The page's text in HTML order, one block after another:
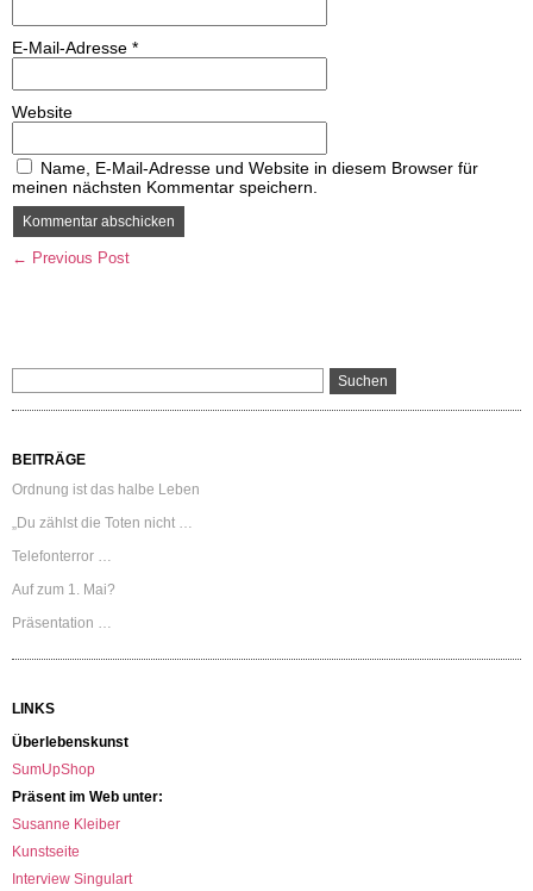
E-Mail-Adresse *
Website
Name, E-Mail-Adresse und Website in diesem Browser für
meinen nächsten Kommentar speichern.
← Previous Post
BEITRÄGE
Ordnung ist das halbe Leben
„Du zählst die Toten nicht …
Telefonterror …
Auf zum 1. Mai?
Präsentation …
LINKS
Überlebenskunst
SumUpShop
Präsent im Web unter:
Susanne Kleiber
Kunstseite
Interview Singulart